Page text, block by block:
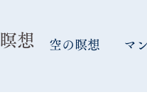
想 空の瞑想 マ